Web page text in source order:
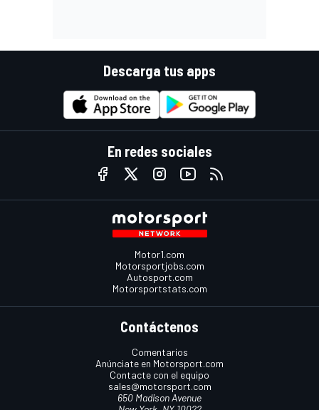
Descarga tus apps
En redes sociales
Motor1.com
Motorsportjobs.com
Autosport.com
Motorsportstats.com
Contáctenos
Comentarios
Anúnciate en Motorsport.com
Contacte con el equipo
sales@motorsport.com
650 Madison Avenue